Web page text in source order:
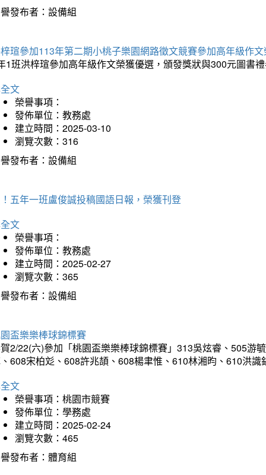
發布者：設備組
瑄參加113年第二期小桃子樂園網路徵文競賽參加高年級作
1班洪梓瑄參加高年級作文榮獲優選，頒發獎狀與300元圖書
文
榮譽事項：
發佈單位：教務處
建立時間：2025-03-10
瀏覽次數：316
發布者：設備組
五年一班盧俊誠投稿國語日報，榮獲刊登
文
榮譽事項：
發佈單位：教務處
建立時間：2025-02-27
瀏覽次數：365
發布者：設備組
盃樂樂棒球錦標賽
2/22(六)參加「桃園盃樂樂棒球錦標賽」313吳炫睿、505游
608宋柏彣、608許兆頡、608楊聿惟、610林湘昀、610洪
文
榮譽事項：桃園市競賽
發佈單位：學務處
建立時間：2025-02-24
瀏覽次數：465
發布者：體育組